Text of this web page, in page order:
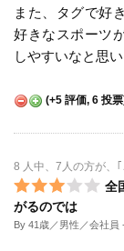
また、タグで好
好きなスポーツ
しやすいなと思い
(+5 評価, 6 投
8 人中、7人の方が、
全
がるのでは
By 41歳／男性／会社員